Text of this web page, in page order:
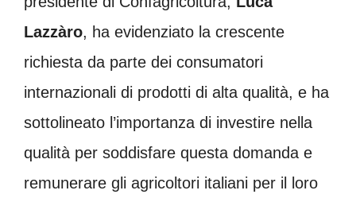
Lazzàro, ha evidenziato la crescente
richiesta da parte dei consumatori
internazionali di prodotti di alta qualità, e ha
sottolineato l’importanza di investire nella
qualità per soddisfare questa domanda e
remunerare gli agricoltori italiani per il loro